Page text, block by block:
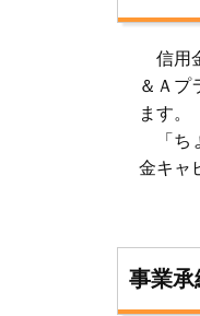
信用
＆Ａプ
ます。
「ち
金キャ
事業承